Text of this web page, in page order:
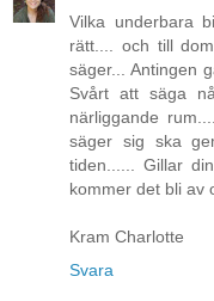
Vilka underbara
rätt.... och till
säger... Antingen
Svårt att säga
närliggande
säger sig ska
tiden...... Gillar
kommer det bli av
Kram Charlotte
Svara